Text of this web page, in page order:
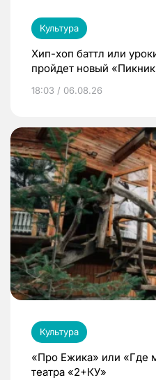
Культура
Хип-хоп баттл или
пройдет новый
18:03 / 06.08.26
Культура
«Про Ежика» или «Где
театра «2+КУ»